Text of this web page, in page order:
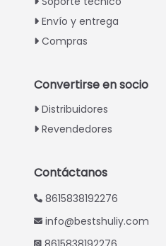
Envío y entrega
Compras
Convertirse en socio
Distribuidores
Revendedores
Contáctanos
8615838192276
info@bestshuliy.com
Chinese
Japanese
Swahili
Urdu
Greek